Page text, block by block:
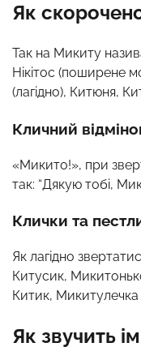
Як
Так на Микиту
Нікітос (поширене
(лагідно), Китюня,
Кличний
«Микито!», при
так: “Дякую тобі,
Клички та
Як лагідно
Китусик,
Китик,
Як звучить